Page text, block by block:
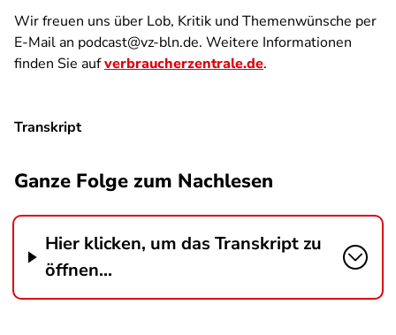
Wir freuen uns über Lob, Kritik und Themenwünsche per
E-Mail an podcast@vz-bln.de. Weitere Informationen
finden Sie aufverbraucherzentrale.de.
Transkript
Ganze Folge zum Nachlesen
Hier klicken, um das Transkript zu
öffnen...